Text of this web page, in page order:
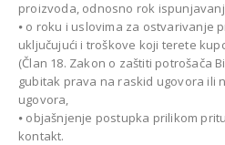
proizvoda, odnosno rok
⦁ o roku i uslovima za ostvarivanje
uključujući i troškove koji terete
(Član 18. Zakon o zaštiti potrošača
gubitak prava na raskid ugovora ili
ugovora,
⦁ objašnjenje postupka prilikom
kontakt.